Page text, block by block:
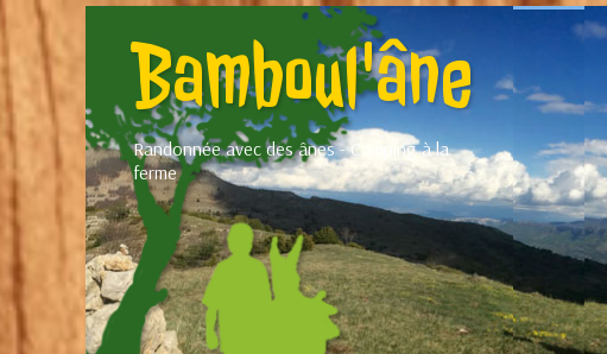
Bamboul'âne
Randonnée avec des ânes - Camping à la
ferme